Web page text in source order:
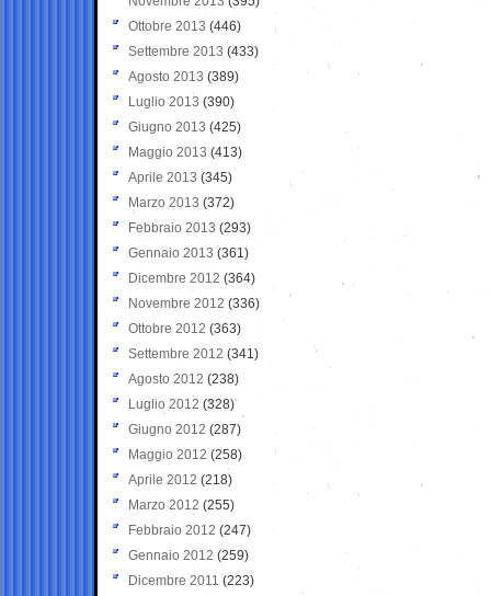
Ottobre 2013 (446)
Settembre 2013 (433)
Agosto 2013 (389)
Luglio 2013 (390)
Giugno 2013 (425)
Maggio 2013 (413)
Aprile 2013 (345)
Marzo 2013 (372)
Febbraio 2013 (293)
Gennaio 2013 (361)
Dicembre 2012 (364)
Novembre 2012 (336)
Ottobre 2012 (363)
Settembre 2012 (341)
Agosto 2012 (238)
Luglio 2012 (328)
Giugno 2012 (287)
Maggio 2012 (258)
Aprile 2012 (218)
Marzo 2012 (255)
Febbraio 2012 (247)
Gennaio 2012 (259)
Dicembre 2011 (223)